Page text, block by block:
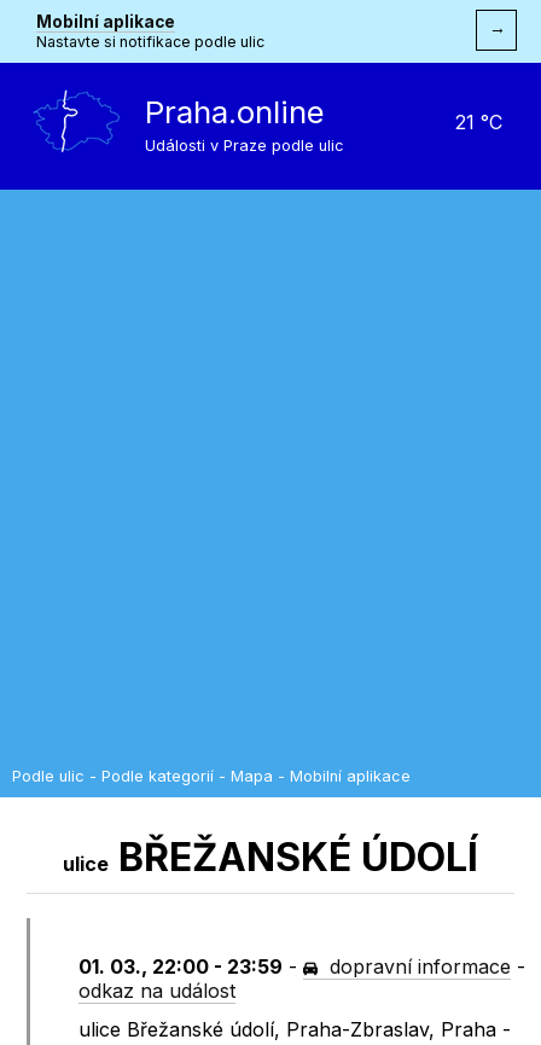
Mobilní aplikace
Nastavte si notifikace podle ulic
→
Praha.online
Události v Praze podle ulic
21 °C
Podle ulic - Podle kategorií - Mapa - Mobilní aplikace
ulice BŘEŽANSKÉ ÚDOLÍ
01. 03., 22:00 - 23:59 - dopravní informace -
odkaz na událost
ulice Břežanské údolí, Praha-Zbraslav, Praha -